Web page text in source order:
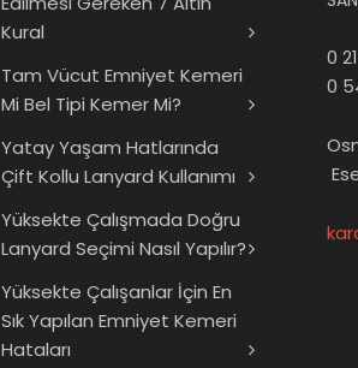
Kural
Tam Vücut Emniyet Kemeri
Mi Bel Tipi Kemer Mi?
Yatay Yaşam Hatlarında
Çift Kollu Lanyard Kullanımı
Yüksekte Çalışmada Doğru
Lanyard Seçimi Nasıl Yapılır?
Yüksekte Çalışanlar İçin En
Sık Yapılan Emniyet Kemeri
Hataları
0
0